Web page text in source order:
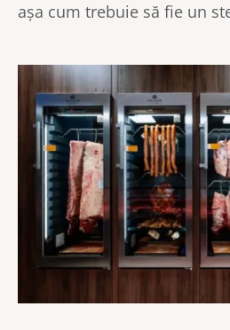
așa cum trebuie să fie un